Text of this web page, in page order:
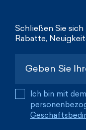
Schließen Sie
Rabatte,
Ich bin mit